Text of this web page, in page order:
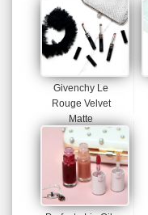
Givenchy Le
Rouge Velvet
Matte